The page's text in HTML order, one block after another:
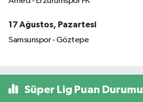
17 Ağustos, Pazartesi
Samsunspor - Göztepe
Süper Lig Puan Durumu